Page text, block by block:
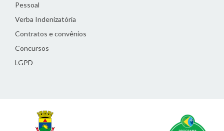
Pessoal
Verba Indenizatória
Contratos e convênios
Concursos
LGPD